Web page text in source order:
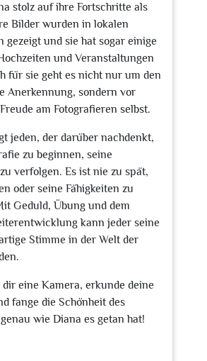
stolz auf ihre Fortschritte als
Bilder wurden in lokalen
gezeigt und sie hat sogar einige
und Veranstaltungen
für sie geht es nicht nur um den
Anerkennung, sondern vor
am Fotografieren selbst.
jeden, der darüber nachdenkt,
zu beginnen, seine
verfolgen. Es ist nie zu spät,
oder seine Fähigkeiten zu
Geduld, Übung und dem
kann jeder seine
Stimme in der Welt der
eine Kamera, erkunde deine
fange die Schönheit des
wie Diana es getan hat!